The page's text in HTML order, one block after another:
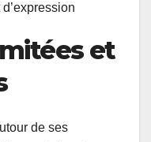
et
de ses